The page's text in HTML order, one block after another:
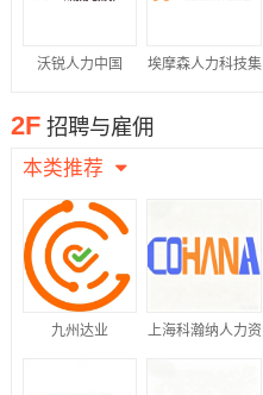
沃锐人力中国 埃摩森人力科技集
2F 招聘与雇佣
本类推荐
九州达业 上海科瀚纳人力资